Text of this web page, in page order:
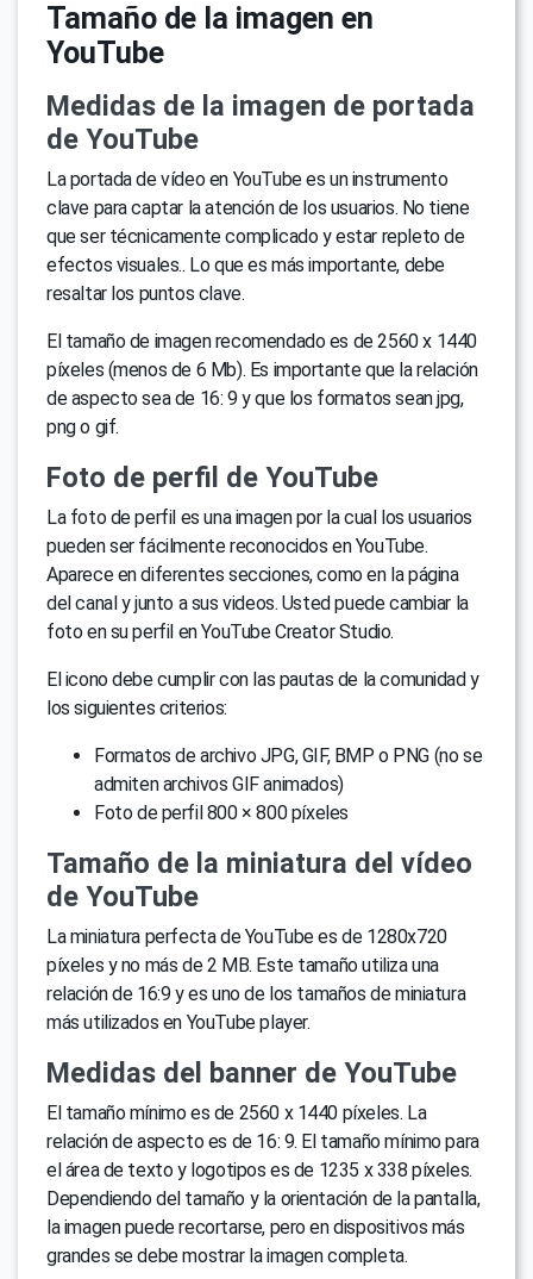
Tamaño de la imagen en
YouTube
Medidas de la imagen de portada
de YouTube
La portada de vídeo en YouTube es un instrumento
clave para captar la atención de los usuarios. No tiene
que ser técnicamente complicado y estar repleto de
efectos visuales.. Lo que es más importante, debe
resaltar los puntos clave.
El tamaño de imagen recomendado es de 2560 x 1440
píxeles (menos de 6 Mb). Es importante que la relación
de aspecto sea de 16: 9 y que los formatos sean jpg,
png o gif.
Foto de perfil de YouTube
La foto de perfil es una imagen por la cual los usuarios
pueden ser fácilmente reconocidos en YouTube.
Aparece en diferentes secciones, como en la página
del canal y junto a sus videos. Usted puede cambiar la
foto en su perfil en YouTube Creator Studio.
El icono debe cumplir con las pautas de la comunidad y
los siguientes criterios:
Formatos de archivo JPG, GIF, BMP o PNG (no se
admiten archivos GIF animados)
Foto de perfil 800 × 800 píxeles
Tamaño de la miniatura del vídeo
de YouTube
La miniatura perfecta de YouTube es de 1280x720
píxeles y no más de 2 MB. Este tamaño utiliza una
relación de 16:9 y es uno de los tamaños de miniatura
más utilizados en YouTube player.
Medidas del banner de YouTube
El tamaño mínimo es de 2560 x 1440 píxeles. La
relación de aspecto es de 16: 9. El tamaño mínimo para
el área de texto y logotipos es de 1235 x 338 píxeles.
Dependiendo del tamaño y la orientación de la pantalla,
la imagen puede recortarse, pero en dispositivos más
grandes se debe mostrar la imagen completa.